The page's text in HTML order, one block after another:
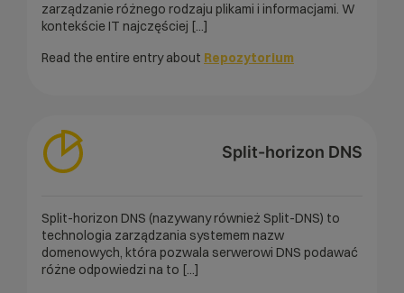
zarządzanie różnego rodzaju plikami i informacjami. W
kontekście IT najczęściej [...]
Read the entire entry about Repozytorium
Split-horizon DNS
Split-horizon DNS (nazywany również Split-DNS) to
technologia zarządzania systemem nazw
domenowych, która pozwala serwerowi DNS podawać
różne odpowiedzi na to [...]